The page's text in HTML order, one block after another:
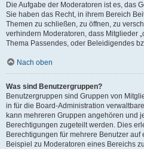
Die Aufgabe der Moderatoren ist es, das
Sie haben das Recht, in ihrem Bereich
Themen zu schließen, zu öffnen, zu
verhindern Moderatoren, dass Mitglieder
Thema Passendes, oder Beleidigendes
Nach oben
Was sind Benutzergruppen?
Benutzergruppen sind Gruppen von
in für die Board-Administration
kann mehreren Gruppen angehören und
Berechtigungen zugeteilt werden. Dies
Berechtigungen für mehrere Benutzer
Beispiel zu Moderatoren eines Bereichs